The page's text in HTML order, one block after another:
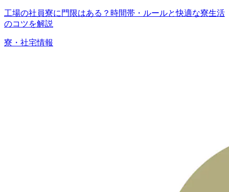
工場の社員寮に門限はある？時間帯・ルールと快適な寮生活
のコツを解説
寮・社宅情報